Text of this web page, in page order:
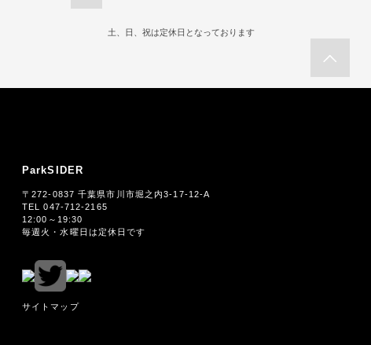
土、日、祝は定休日となっております
ParkSIDER
〒272-0837 千葉県市川市堀之内3-17-12-A
TEL 047-712-2165
12:00～19:30
毎週火・水曜日は定休日です
サイトマップ